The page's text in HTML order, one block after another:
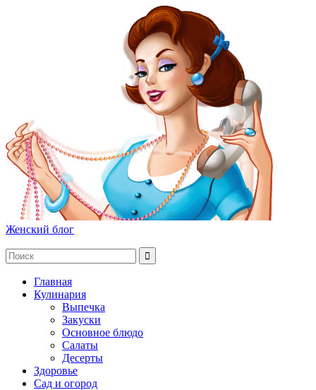
Женский блог
Главная
Кулинария
Выпечка
Закуски
Основное блюдо
Салаты
Десерты
Здоровье
Сад и огород